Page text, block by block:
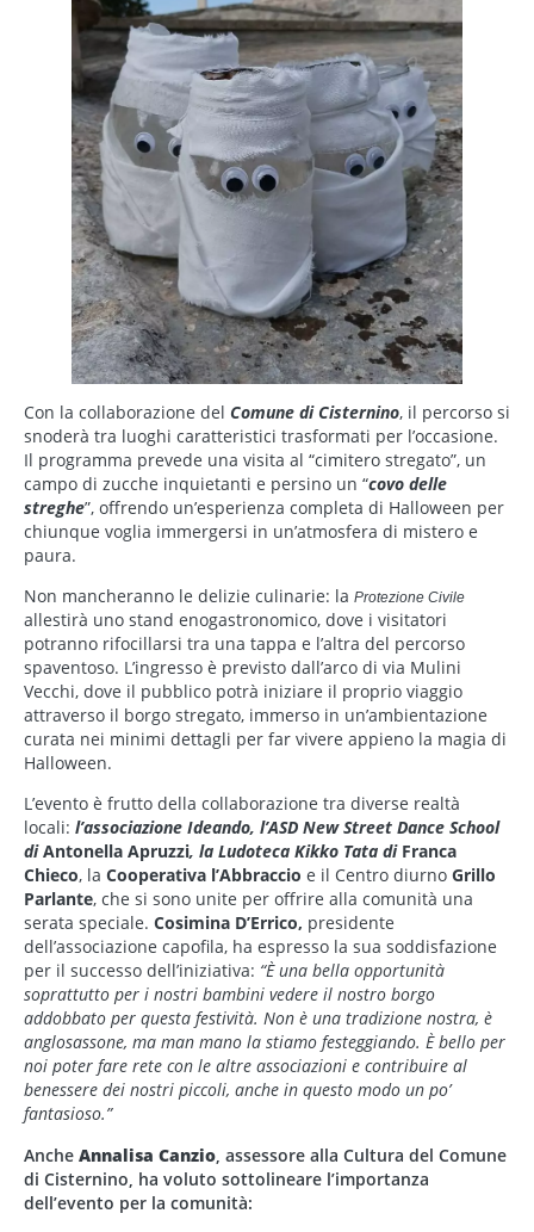
Con la collaborazione del Comune di Cisternino, il percorso si
snoderà tra luoghi caratteristici trasformati per l’occasione.
Il programma prevede una visita al “cimitero stregato”, un
campo di zucche inquietanti e persino un “covo delle
streghe”, offrendo un’esperienza completa di Halloween per
chiunque voglia immergersi in un’atmosfera di mistero e
paura.
Non mancheranno le delizie culinarie: la Protezione Civile
allestirà uno stand enogastronomico, dove i visitatori
potranno rifocillarsi tra una tappa e l’altra del percorso
spaventoso. L’ingresso è previsto dall’arco di via Mulini
Vecchi, dove il pubblico potrà iniziare il proprio viaggio
attraverso il borgo stregato, immerso in un’ambientazione
curata nei minimi dettagli per far vivere appieno la magia di
Halloween.
L’evento è frutto della collaborazione tra diverse realtà
locali: l’associazione Ideando, l’ASD New Street Dance School
diAntonella Apruzzi, la Ludoteca Kikko Tata di Franca
Chieco, la Cooperativa l’Abbraccio e il Centro diurno Grillo
Parlante, che si sono unite per offrire alla comunità una
serata speciale. Cosimina D’Errico, presidente
dell’associazione capofila, ha espresso la sua soddisfazione
per il successo dell’iniziativa: “È una bella opportunità
soprattutto per i nostri bambini vedere il nostro borgo
addobbato per questa festività. Non è una tradizione nostra, è
anglosassone, ma man mano la stiamo festeggiando. È bello per
noi poter fare rete con le altre associazioni e contribuire al
benessere dei nostri piccoli, anche in questo modo un po’
fantasioso.”
Anche Annalisa Canzio , assessore alla Cultura del Comune
di Cisternino, ha voluto sottolineare l’importanza
dell’evento per la comunità: